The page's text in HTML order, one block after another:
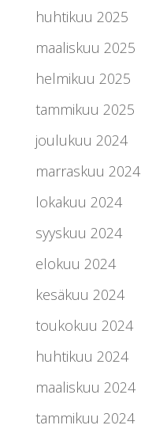
huhtikuu 2025
maaliskuu 2025
helmikuu 2025
tammikuu 2025
joulukuu 2024
marraskuu 2024
lokakuu 2024
syyskuu 2024
elokuu 2024
kesäkuu 2024
toukokuu 2024
huhtikuu 2024
maaliskuu 2024
tammikuu 2024